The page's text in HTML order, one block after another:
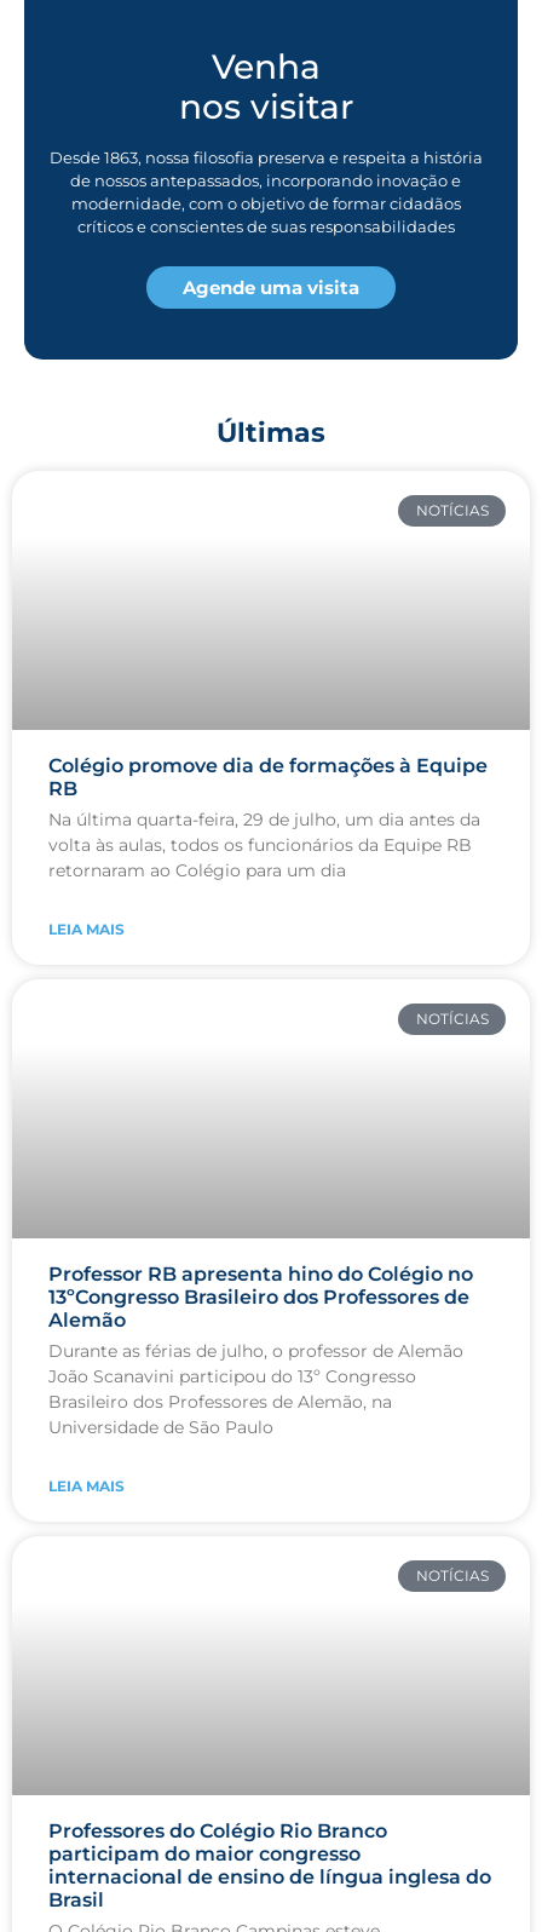
Venha
nos visitar
Desde 1863, nossa filosofia preserva e respeita a história
de nossos antepassados, incorporando inovação e
modernidade, com o objetivo de formar cidadãos
críticos e conscientes de suas responsabilidades
Agende uma visita
Últimas
NOTÍCIAS
Colégio promove dia de formações à Equipe
RB
Na última quarta-feira, 29 de julho, um dia antes da
volta às aulas, todos os funcionários da Equipe RB
retornaram ao Colégio para um dia
LEIA MAIS
NOTÍCIAS
Professor RB apresenta hino do Colégio no
13ºCongresso Brasileiro dos Professores de
Alemão
Durante as férias de julho, o professor de Alemão
João Scanavini participou do 13º Congresso
Brasileiro dos Professores de Alemão, na
Universidade de São Paulo
LEIA MAIS
NOTÍCIAS
Professores do Colégio Rio Branco
participam do maior congresso
internacional de ensino de língua inglesa do
Brasil